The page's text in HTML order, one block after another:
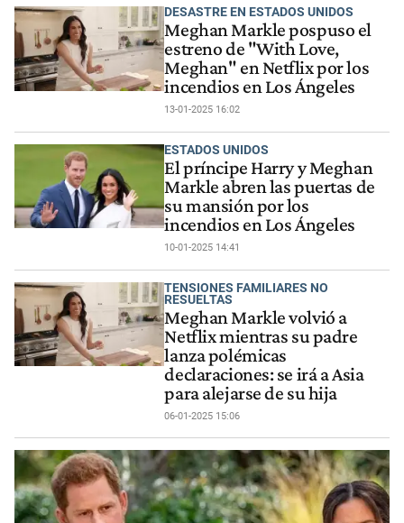
DESASTRE EN ESTADOS UNIDOS
Meghan Markle pospuso el
estreno de "With Love,
Meghan" en Netflix por los
incendios en Los Ángeles
13-01-2025 16:02
ESTADOS UNIDOS
El príncipe Harry y Meghan
Markle abren las puertas de
su mansión por los
incendios en Los Ángeles
10-01-2025 14:41
TENSIONES FAMILIARES NO
RESUELTAS
Meghan Markle volvió a
Netflix mientras su padre
lanza polémicas
declaraciones: se irá a Asia
para alejarse de su hija
06-01-2025 15:06